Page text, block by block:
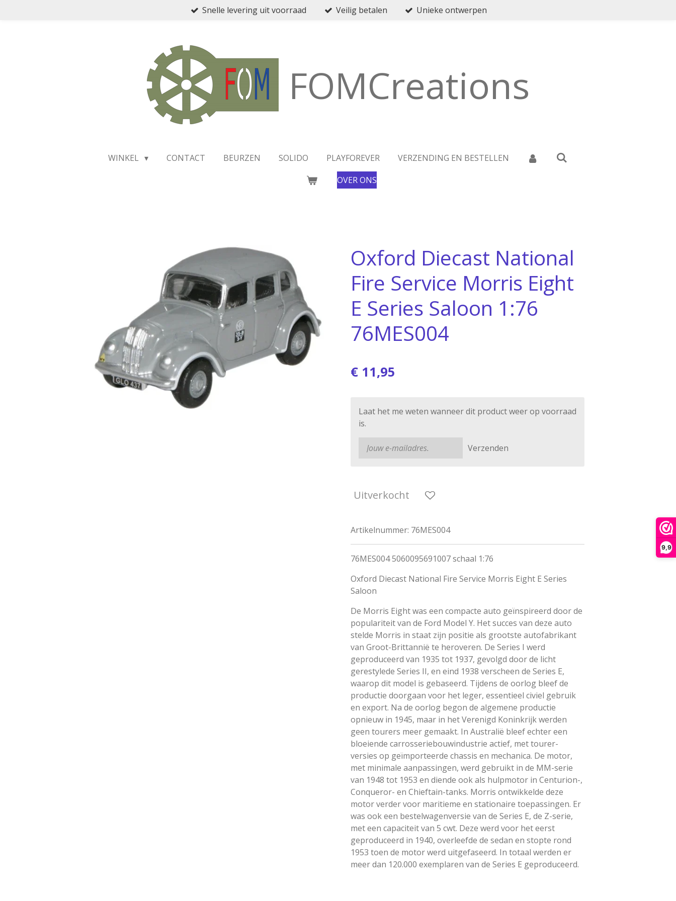
9,9
Snelle levering uit voorraad Veilig betalen Unieke ontwerpen
FOMCreations
WINKEL CONTACT BEURZEN SOLIDO PLAYFOREVER
VERZENDING EN BESTELLEN
OVER ONS
Oxford Diecast National
Fire Service Morris Eight
E Series Saloon 1:76
76MES004
€ 11,95
Laat het me weten wanneer dit product weer op voorraad
is.
Verzenden
Uitverkocht
Artikelnummer: 76MES004
76MES004 5060095691007 schaal 1:76
Oxford Diecast National Fire Service Morris Eight E Series
Saloon
De Morris Eight was een compacte auto geïnspireerd door de
populariteit van de Ford Model Y. Het succes van deze auto
stelde Morris in staat zijn positie als grootste autofabrikant
van Groot-Brittannië te heroveren. De Series I werd
geproduceerd van 1935 tot 1937, gevolgd door de licht
gerestylede Series II, en eind 1938 verscheen de Series E,
waarop dit model is gebaseerd. Tijdens de oorlog bleef de
productie doorgaan voor het leger, essentieel civiel gebruik
en export. Na de oorlog begon de algemene productie
opnieuw in 1945, maar in het Verenigd Koninkrijk werden
geen tourers meer gemaakt. In Australië bleef echter een
bloeiende carrosseriebouwindustrie actief, met tourer-
versies op geïmporteerde chassis en mechanica. De motor,
met minimale aanpassingen, werd gebruikt in de MM-serie
van 1948 tot 1953 en diende ook als hulpmotor in Centurion-,
Conqueror- en Chieftain-tanks. Morris ontwikkelde deze
motor verder voor maritieme en stationaire toepassingen. Er
was ook een bestelwagenversie van de Series E, de Z-serie,
met een capaciteit van 5 cwt. Deze werd voor het eerst
geproduceerd in 1940, overleefde de sedan en stopte rond
1953 toen de motor werd uitgefaseerd. In totaal werden er
meer dan 120.000 exemplaren van de Series E geproduceerd.